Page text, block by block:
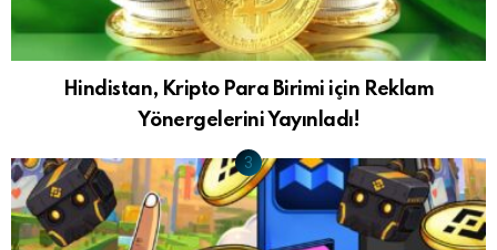
Hindistan, Kripto Para Birimi için Reklam
Yönergelerini Yayınladı!